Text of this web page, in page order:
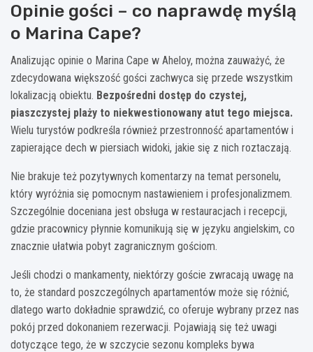
Opinie gości – co naprawdę myślą
o Marina Cape?
Analizując opinie o Marina Cape w Aheloy, można zauważyć, że
zdecydowana większość gości zachwyca się przede wszystkim
lokalizacją obiektu. Bezpośredni dostęp do czystej,
piaszczystej plaży to niekwestionowany atut tego miejsca.
Wielu turystów podkreśla również przestronność apartamentów i
zapierające dech w piersiach widoki, jakie się z nich roztaczają.
Nie brakuje też pozytywnych komentarzy na temat personelu,
który wyróżnia się pomocnym nastawieniem i profesjonalizmem.
Szczególnie doceniana jest obsługa w restauracjach i recepcji,
gdzie pracownicy płynnie komunikują się w języku angielskim, co
znacznie ułatwia pobyt zagranicznym gościom.
Jeśli chodzi o mankamenty, niektórzy goście zwracają uwagę na
to, że standard poszczególnych apartamentów może się różnić,
dlatego warto dokładnie sprawdzić, co oferuje wybrany przez nas
pokój przed dokonaniem rezerwacji. Pojawiają się też uwagi
dotyczące tego, że w szczycie sezonu kompleks bywa